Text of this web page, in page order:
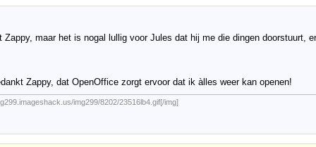
Zappy, maar het is nogal lullig voor Jules dat hij me die dingen doorstuurt,
Zappy, dat OpenOffice zorgt ervoor dat ik àlles weer kan openen!
img299/8202/23516lb4.gif[/img]